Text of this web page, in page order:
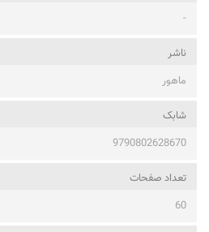
-
ناشر
ماهور
شابک
9790802628670
تعداد صفحات
60